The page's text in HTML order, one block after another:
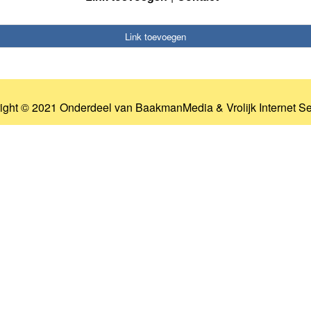
Link toevoegen
© 2021 Onderdeel van BaakmanMedia& Vrolijk Internet